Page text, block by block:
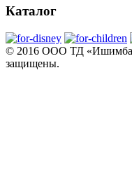
Каталог
© 2016 ООО ТД
защищены.